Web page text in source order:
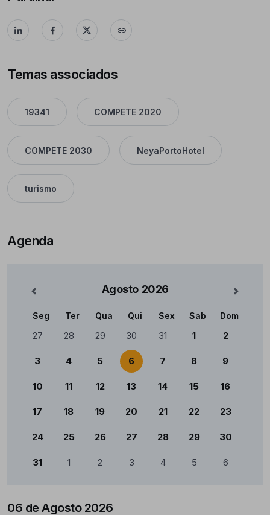
Temas associados
19341 COMPETE 2020
COMPETE 2030 NeyaPortoHotel
turismo
Agenda
Agosto 2026 Mês
Calendário
Seg Ter Qua Qui Sex Sab Dom
27 28 29 30 31 1 2
3 4 5 6 7 8 9
10 11 12 13 14 15 16
17 18 19 20 21 22 23
24 25 26 27 28 29 30
31 1 2 3 4 5 6
06 de Agosto 2026